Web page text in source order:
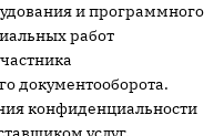
и программного
работ
документооборота.
конфиденциальности